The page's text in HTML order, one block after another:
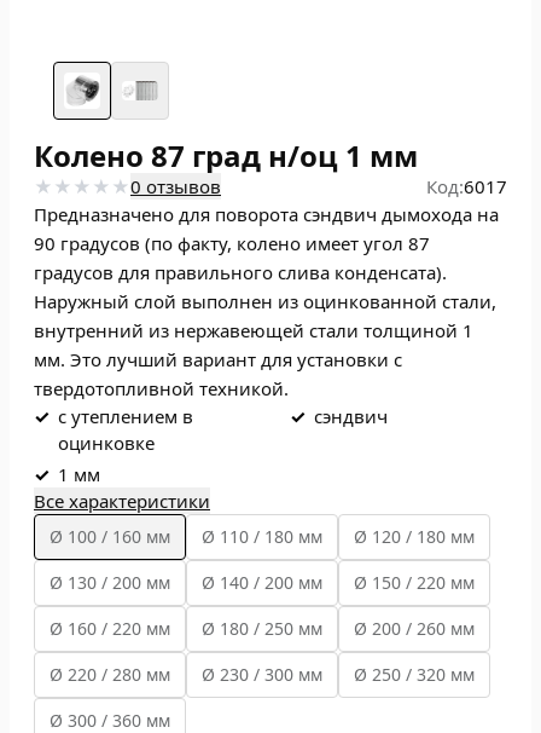
Колено 87 град н/оц 1 мм
0 отзывов Код:6017
Предназначено для поворота сэндвич дымохода на
90 градусов (по факту, колено имеет угол 87
градусов для правильного слива конденсата).
Наружный слой выполнен из оцинкованной стали,
внутренний из нержавеющей стали толщиной 1
мм. Это лучший вариант для установки с
твердотопливной техникой.
✓ с утеплением в
оцинковке
✓ сэндвич
✓ 1 мм
Все характеристики
Ø 100 / 160 мм Ø 110 / 180 мм
Ø 120 / 180 мм
Ø 130 / 200 мм
Ø 140 / 200 мм
Ø 150 / 220 мм
Ø 160 / 220 мм
Ø 180 / 250 мм
Ø 200 / 260 мм
Ø 220 / 280 мм
Ø 230 / 300 мм
Ø 250 / 320 мм
Ø 300 / 360 мм